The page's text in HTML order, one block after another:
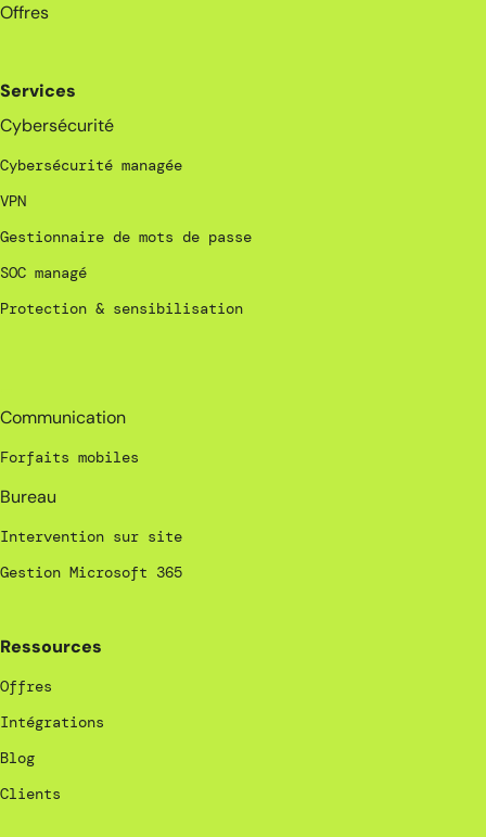
Offres
Services
Cybersécurité
Cybersécurité managée
VPN
Gestionnaire de mots de passe
SOC managé
Protection & sensibilisation
Communication
Forfaits mobiles
Bureau
Intervention sur site
Gestion Microsoft 365
Ressources
Offres
Intégrations
Blog
Clients